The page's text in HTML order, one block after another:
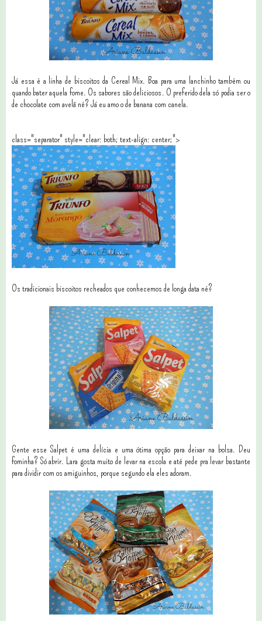
Já essa é a linha de biscoitos da Cereal Mix. Boa para uma lanchinho também ou
quando bater aquela fome. Os sabores são deliciosos. O preferido dela só podia ser o
de chocolate com avelã né? Já eu amo o de banana com canela.
class="separator" style="clear: both; text-align: center;">
Os tradicionais biscoitos recheados que conhecemos de longa data né?
Gente esse Salpet é uma delícia e uma ótima opção para deixar na bolsa. Deu
fominha? Só abrir. Lara gosta muito de levar na escola e até pede pra levar bastante
para dividir com os amiguinhos, porque segundo ela eles adoram.